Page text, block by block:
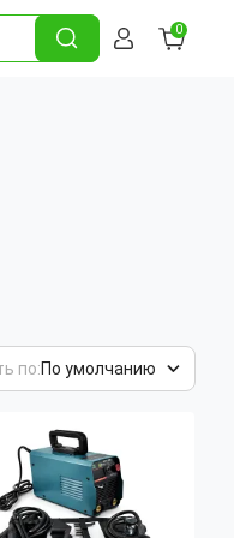
0
по:По умолчанию